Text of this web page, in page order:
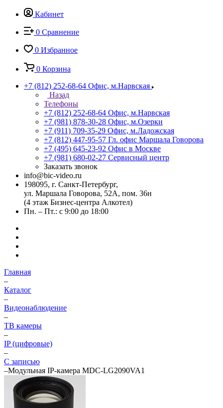
Кабинет
0 Сравнение
0 Избранное
0 Корзина
+7 (812) 252-68-64 Офис, м.Нарвская
Назад
Телефоны
+7 (812) 252-68-64 Офис, м.Нарвская
+7 (981) 878-30-28 Офис, м.Озерки
+7 (911) 709-35-29 Офис, м.Ладожская
+7 (812) 447-95-57 Гл. офис Маршала Говорова
+7 (495) 645-23-92 Офис в Москве
+7 (981) 680-02-27 Сервисный центр
Заказать звонок
info@bic-video.ru
198095, г. Санкт-Петербург,
ул. Маршала Говорова, 52А, пом. 36н
(4 этаж Бизнес-центра Алкотел)
Пн. – Пт.: с 9:00 до 18:00
Главная
–
Каталог
–
Видеонаблюдение
–
ТВ камеры
–
IP (цифровые)
–
С записью
–Модульная IP-камера MDC-LG2090VA1